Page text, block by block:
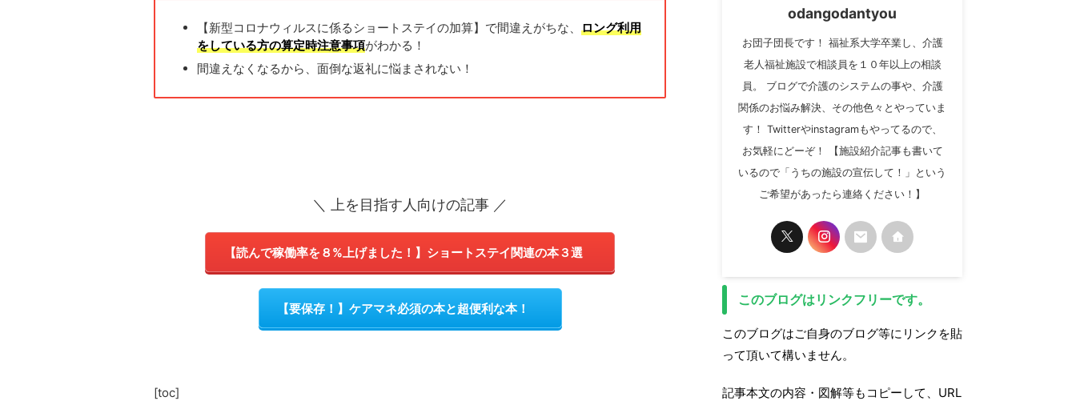
【新型コロナウィルスに係るショートステイの加算】で間違えがちな、 ロング利用
をしている方の算定時注意事項がわかる！
間違えなくなるから、面倒な返礼に悩まされない！
＼ 上を目指す人向けの記事 ／
【読んで稼働率を８%上げました！】ショートステイ関連の本３選
【要保存！】ケアマネ必須の本と超便利な本！
[toc]
odangodantyou
お団子団長です！ 福祉系大学卒業し、介護
老人福祉施設で相談員を１０年以上の相談
員。 ブログで介護のシステムの事や、介護
関係のお悩み解決、その他色々とやっていま
す！ Twitterやinstagramもやってるので、
お気軽にどーぞ！ 【施設紹介記事も書いて
いるので「うちの施設の宣伝して！」という
ご希望があったら連絡ください！】
このブログはリンクフリーです。
このブログはご自身のブログ等にリンクを貼
って頂いて構いません。
記事本文の内容・図解等もコピーして、URL